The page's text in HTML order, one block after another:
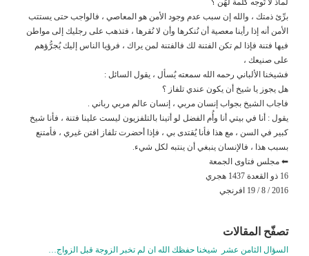
برِّئ ذمتك ، والله إن سبب عدم وجود الأمن هو المعاصي ، فالواجب حتى يستتب
الأمن أنه إذا رأينا معصية أن نُنكرها وأن لا نُقرها ، فتذهب على رجليك إلى مواطن
فيها فتنة فإذا لم تكن الفتنة لك فالفتنة لمن يراك ، فرؤيا الناس إليك يُجرُّؤهم
على صنيعك ،
فشيخنا الألباني رحمه الله سمعته يُسأل ، يقول السائل :
هل يجوز يا شيخ أن يكون عندي تلفاز ؟
فاجاب الشيخ بجواب إنسان مربي ، إنسان عالم مربي رباني .
يقول : أنا في بيتي أنا وأُم الفضل لو أتينا بالتلفزيون ليست علينا فتنة ، فأنا شيخ
كبير في السن ، مع هذا فأنا يُقتدى بي ، فإذا أحضرت تلفاز افتن غيري ، فأمتنع
بسبب هذا ، فالإنسان ينبغي أن ينتبه لكل شيء.
⬅ مجلس فتاوى الجمعة
16 ذو القعدة 1437 هجري
2016 / 8 / 19 افرنجي
تصفّح المقالات
السؤال الثامن عشر شيخنا حفظك الله ان لم تخبر الزوجة قبل الزواج…